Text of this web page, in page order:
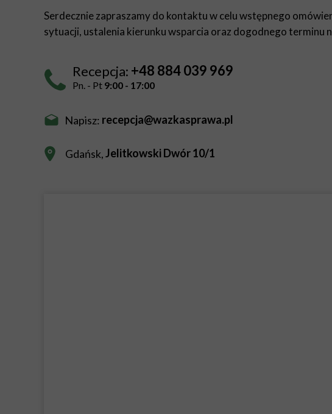
Gdańsk,Jelitkowski Dwór 10/1
Napisz: recepcja@wazkasprawa.pl
Recepcja: +48 884 039 969
Pn. - Pt 9:00 - 17:00
Serdecznie zapraszamy do kontaktu w celu wstępnego
sytuacji, ustalenia kierunku wsparcia oraz dogodnego terminu